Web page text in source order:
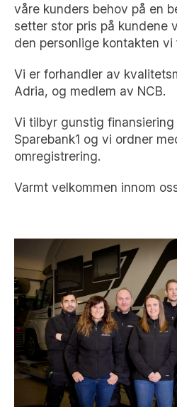
våre kunders behov på en
setter stor pris på kundene
den personlige kontakten
Vi er forhandler av
Adria, og medlem av NCB.
Vi tilbyr gunstig
Sparebank1 og vi ordner
omregistrering.
Varmt velkommen innom